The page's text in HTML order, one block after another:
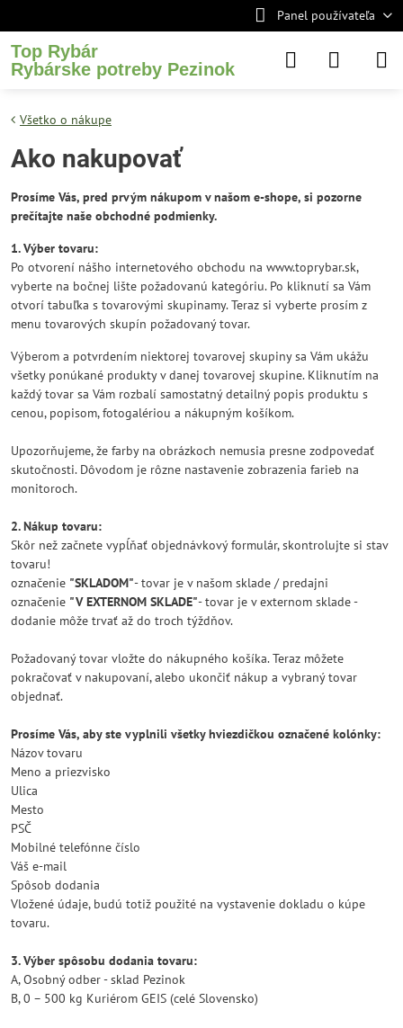
Panel používateľa
Top Rybár
Rybárske potreby Pezinok
Všetko o nákupe
Ako nakupovať
Prosíme Vás, pred prvým nákupom v našom e-shope, si pozorne
prečítajte naše obchodné podmienky.
1. Výber tovaru:
Po otvorení nášho internetového obchodu na www.toprybar.sk,
vyberte na bočnej lište požadovanú kategóriu. Po kliknutí sa Vám
otvorí tabuľka s tovarovými skupinamy. Teraz si vyberte prosím z
menu tovarových skupín požadovaný tovar.
Výberom a potvrdením niektorej tovarovej skupiny sa Vám ukážu
všetky ponúkané produkty v danej tovarovej skupine. Kliknutím na
každý tovar sa Vám rozbalí samostatný detailný popis produktu s
cenou, popisom, fotogalériou a nákupným košíkom.
Upozorňujeme, že farby na obrázkoch nemusia presne zodpovedať
skutočnosti. Dôvodom je rôzne nastavenie zobrazenia farieb na
monitoroch.
2. Nákup tovaru:
Skôr než začnete vypĺňať objednávkový formulár, skontrolujte si stav
tovaru!
označenie "SKLADOM"- tovar je v našom sklade / predajni
označenie "V EXTERNOM SKLADE"- tovar je v externom sklade -
dodanie môže trvať až do troch týždňov.
Požadovaný tovar vložte do nákupného košíka. Teraz môžete
pokračovať v nakupovaní, alebo ukončiť nákup a vybraný tovar
objednať.
Prosíme Vás, aby ste vyplnili všetky hviezdičkou označené kolónky:
Názov tovaru
Meno a priezvisko
Ulica
Mesto
PSČ
Mobilné telefónne číslo
Váš e-mail
Spôsob dodania
Vložené údaje, budú totiž použité na vystavenie dokladu o kúpe
tovaru.
3. Výber spôsobu dodania tovaru:
A, Osobný odber - sklad Pezinok
B, 0 – 500 kg Kuriérom GEIS (celé Slovensko)